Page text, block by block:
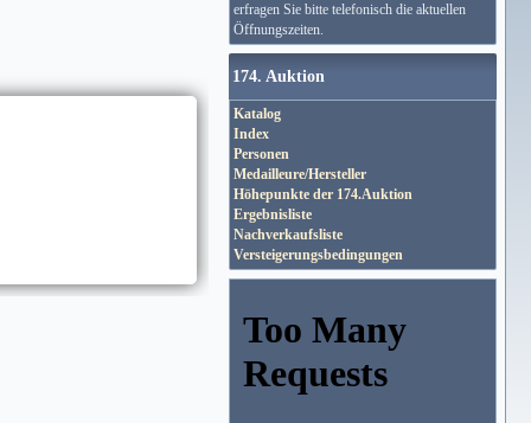
erfragen Sie bitte telefonisch die aktuellen
Öffnungszeiten.
174. Auktion
Katalog
Index
Personen
Medailleure/Hersteller
Höhepunkte der 174.Auktion
Ergebnisliste
Nachverkaufsliste
Versteigerungsbedingungen